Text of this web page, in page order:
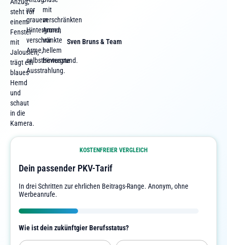
Sven Bruns & Team
KOSTENFREIER VERGLEICH
Dein passender PKV-Tarif
In drei Schritten zur ehrlichen Beitrags-Range. Anonym, ohne
Werbeanrufe.
Wie ist dein zukünftgier Berufsstatus?